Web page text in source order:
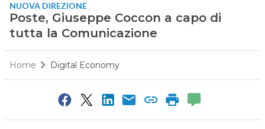
NUOVA DIREZIONE
Poste, Giuseppe Coccon a capo di
tutta la Comunicazione
Home Digital Economy